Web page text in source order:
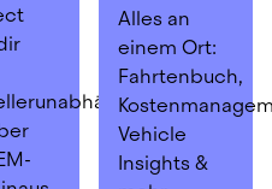
Alles an
einem Ort:
Fahrtenbuch,
Vehicle
Insights &